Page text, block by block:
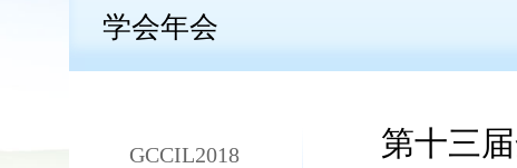
学会年会
GCCIL2018 第十三